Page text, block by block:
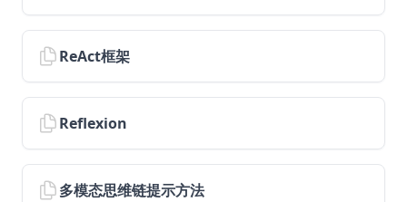
Introduction to Agents
Agent Components
AI Workflows vs AI Agents
Context Engineering for AI Agents
Context Engineering Deep Dive
Function Calling
Deep Agents
ReAct框架
Reflexion
多模态思维链提示方法